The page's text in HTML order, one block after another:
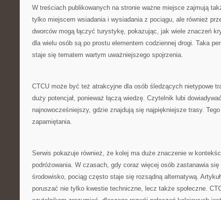
W treściach publikowanych na stronie ważne miejsce zajmują
tylko miejscem wsiadania i wysiadania z pociągu, ale również
dworców mogą łączyć turystykę, pokazując, jak wiele znaczeń
dla wielu osób są po prostu elementem codziennej drogi. Taka
staje się tematem wartym uważniejszego spojrzenia.
CTCU może być też atrakcyjne dla osób śledzących nietypowe
duży potencjał, ponieważ łączą wiedzę. Czytelnik lubi
najnowocześniejszy, gdzie znajdują się najpiękniejsze trasy.
zapamiętania.
Serwis pokazuje również, że kolej ma duże znaczenie w
podróżowania. W czasach, gdy coraz więcej osób zastanawia się
środowisko, pociąg często staje się rozsądną alternatywą.
poruszać nie tylko kwestie techniczne, lecz także społeczne.